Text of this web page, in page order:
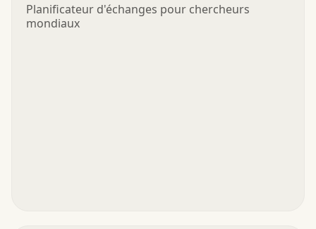
Planificateur d'échanges pour chercheurs
mondiaux